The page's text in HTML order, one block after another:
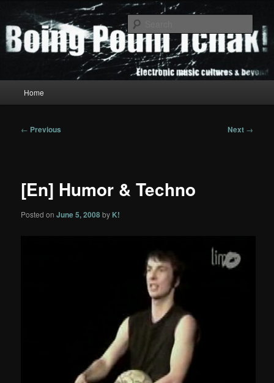
primary
contentBoing Poum Tchak!
Home
Post
← Previous Next →
[En] Humor & Techno
Posted onJune 5, 2008by K!